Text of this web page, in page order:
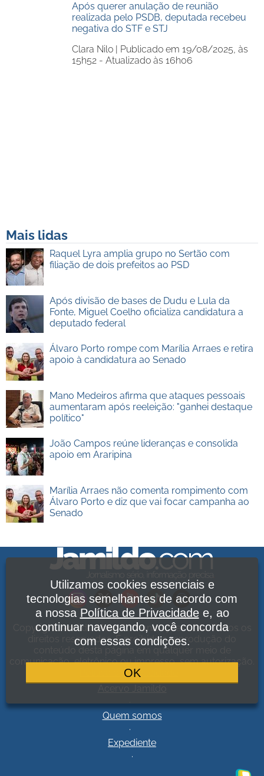
Após querer anulação de reunião
realizada pelo PSDB, deputada recebeu
negativa do STF e STJ
Clara Nilo | Publicado em 19/08/2025, às
15h52 - Atualizado às 16h06
Mais lidas
Raquel Lyra amplia grupo no Sertão com
filiação de dois prefeitos ao PSD
Após divisão de bases de Dudu e Lula da
Fonte, Miguel Coelho oficializa candidatura a
deputado federal
Álvaro Porto rompe com Marília Arraes e retira
apoio à candidatura ao Senado
Mano Medeiros afirma que ataques pessoais
aumentaram após reeleição: "ganhei destaque
político"
João Campos reúne lideranças e consolida
apoio em Araripina
Marília Arraes não comenta rompimento com
Álvaro Porto e diz que vai focar campanha ao
Senado
Copyright Jamildo Melo Comunicações Ltda. Todos os
direitos reservados. É proibida a reprodução do
conteúdo desta página em qualquer meio de
comunicação, eletrônico ou impresso, sem autorização.
Política de Privacidade
Quem somos
.
Expediente
.
Utilizamos cookies essenciais e
tecnologias semelhantes de acordo com
a nossa Política de Privacidadee, ao
continuar navegando, você concorda
com essas condições.
OK